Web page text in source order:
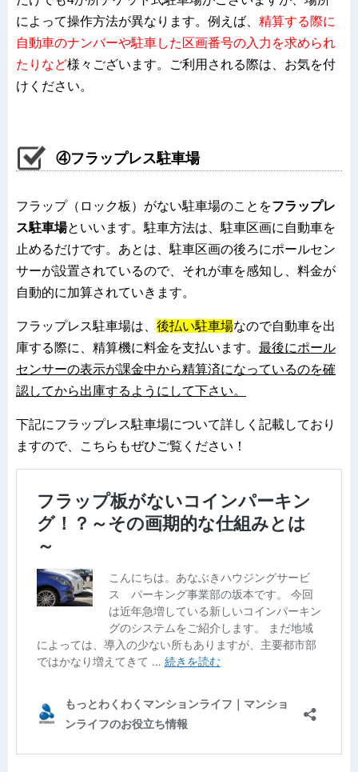
によって操作方法が異なります。例えば、 精算する際に
自動車のナンバーや駐車した区画番号の入力を求められ
たりなど様々ございます。ご利用される際は、お気を付
けください。
④フラップレス駐車場
フラップ（ロック板）がない駐車場のことをフラップレ
ス駐車場といいます。駐車方法は、駐車区画に自動車を
止めるだけです。あとは、駐車区画の後ろにポールセン
サーが設置されているので、それが車を感知し、料金が
自動的に加算されていきます。
フラップレス駐車場は、 後払い駐車場なので自動車を出
庫する際に、精算機に料金を支払います。 最後にポール
センサーの表示が課金中から精算済になっているのを確
認してから出庫するようにして下さい。
下記にフラップレス駐車場について詳しく記載しており
ますので、こちらもぜひご覧ください！